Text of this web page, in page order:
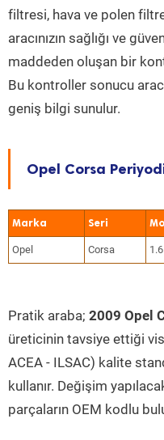
filtresi, hava ve polen
aracınızın sağlığı ve
maddeden oluşan bir
Bu kontroller sonucu
geniş bilgi sunulur.
Opel Corsa
Marka Seri
Opel Corsa 1.6
Pratik araba; 2009 Opel
üreticinin tavsiye ettiği
ACEA - ILSAC) kalite
kullanır. Değişim
parçaların OEM kodlu